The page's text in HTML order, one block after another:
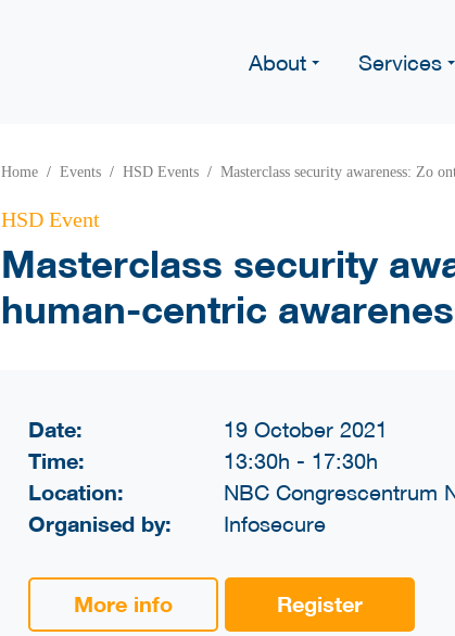
About Services
Home Events HSD Events Masterclass security awareness: Zo
HSD Event
Masterclass security
human-centric
Date: 19 October 2021
Time: 13:30h - 17:30h
Location: NBC Congrescentrum
Organised by: Infosecure
More info Register